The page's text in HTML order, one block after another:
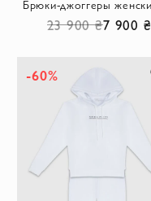
23 900 ₴7 900 ₴
-60%